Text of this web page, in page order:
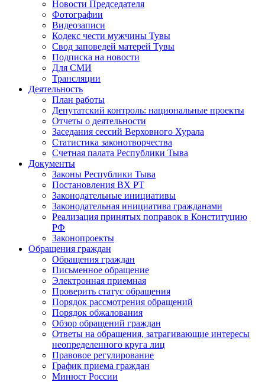
Новости Председателя
Фотографии
Видеозаписи
Кодекс чести мужчины Тувы
Свод заповедей матерей Тувы
Подписка на новости
Для СМИ
Трансляции
Деятельность
План работы
Депутатский контроль: национальные проекты
Отчеты о деятельности
Заседания сессий Верховного Хурала
Статистика законотворчества
Счетная палата Республики Тыва
Документы
Законы Республики Тыва
Постановления ВХ РТ
Законодательные инициативы
Законодательная инициатива гражданами
Реализация принятых поправок в Конституцию
РФ
Законопроекты
Обращения граждан
Обращения граждан
Письменное обращение
Электронная приемная
Проверить статус обращения
Порядок рассмотрения обращений
Порядок обжалования
Обзор обращений граждан
Ответы на обращения, затрагивающие интересы
неопределенного круга лиц
Правовое регулирование
График приема граждан
Минюст России